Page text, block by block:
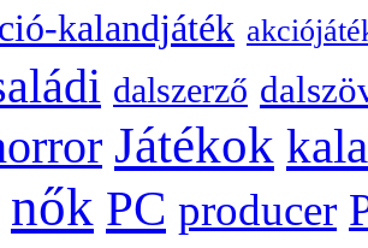
kalandjáték
dalszerző
Játékok
nők PC producer